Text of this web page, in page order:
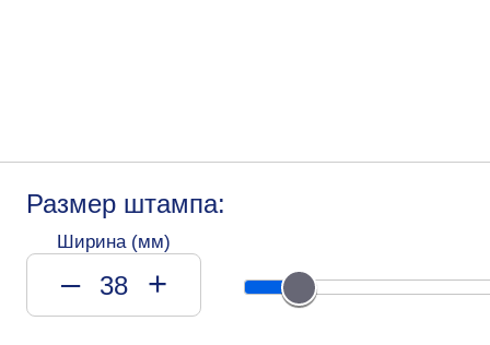
Размер штампа:
Ширина (мм)
– +